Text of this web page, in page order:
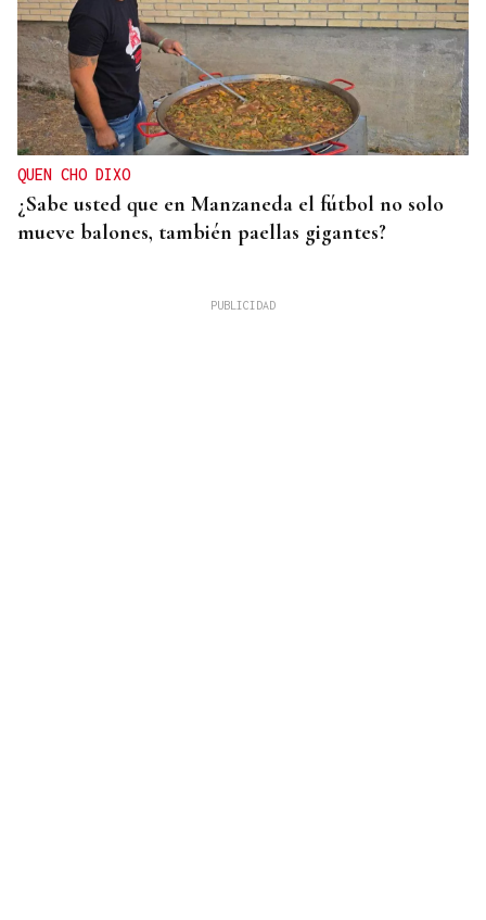
QUEN CHO DIXO
¿Sabe usted que en Manzaneda el fútbol no solo
mueve balones, también paellas gigantes?